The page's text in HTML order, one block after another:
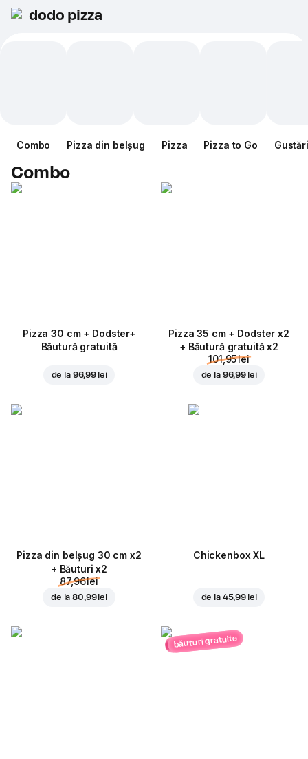
dodo pizza
Combo Pizza din belșug Pizza Pizza to Go Gustări
Combo
Pizza 30 cm + Dodster+
Băutură gratuită
de la 96,99 lei
Pizza 35 cm + Dodster x2
+ Băutură gratuită x2
101,95 lei
de la 96,99 lei
Pizza din belșug 30 cm x2
+ Băuturi x2
87,96 lei
de la80,99 lei
Chickenbox XL
de la 45,99 lei
băuturi gratuite